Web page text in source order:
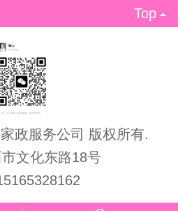
Top
政服务公司 版权所有.
文化东路18号